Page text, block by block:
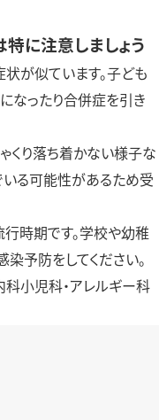
に注意しましょう
が似ています。子ども
なったり合併症を引き
くり落ち着かない様子な
る可能性があるため受
時期です。学校や幼稚
予防をしてください。
小児科・アレルギー科